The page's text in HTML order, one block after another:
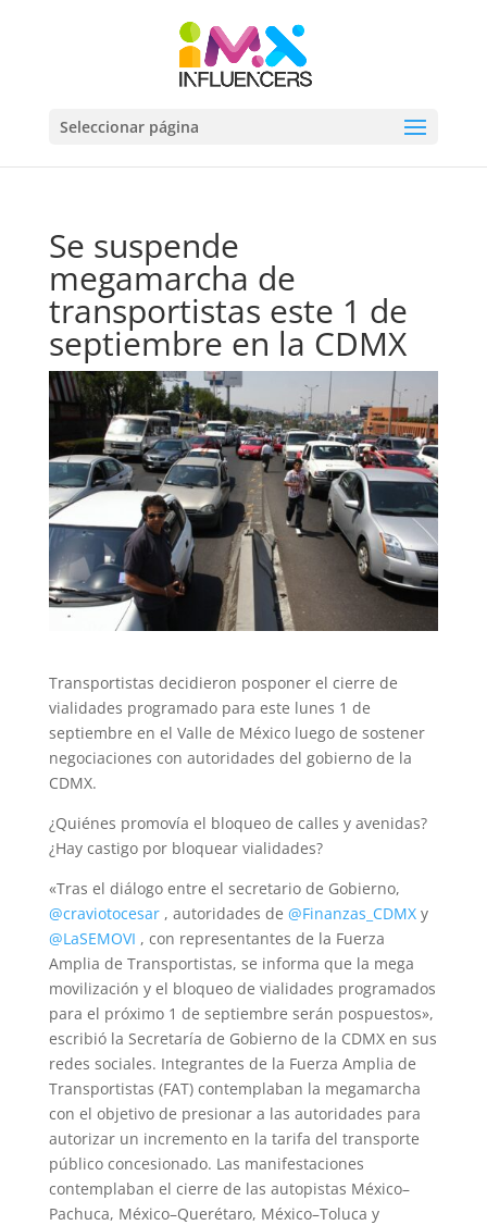
Seleccionar página
Se suspende
megamarcha de
transportistas este 1 de
septiembre en la CDMX
Transportistas decidieron posponer el cierre de
vialidades programado para este lunes 1 de
septiembre en el Valle de México luego de sostener
negociaciones con autoridades del gobierno de la
CDMX.
¿Quiénes promovía el bloqueo de calles y avenidas?
¿Hay castigo por bloquear vialidades?
«Tras el diálogo entre el secretario de Gobierno,
@craviotocesar, autoridades de @Finanzas_CDMXy
@LaSEMOVI , con representantes de la Fuerza
Amplia de Transportistas, se informa que la mega
movilización y el bloqueo de vialidades programados
para el próximo 1 de septiembre serán pospuestos»,
escribió la Secretaría de Gobierno de la CDMX en sus
redes sociales. Integrantes de la Fuerza Amplia de
Transportistas (FAT) contemplaban la megamarcha
con el objetivo de presionar a las autoridades para
autorizar un incremento en la tarifa del transporte
público concesionado. Las manifestaciones
contemplaban el cierre de las autopistas México–
Pachuca, México–Querétaro, México–Toluca y